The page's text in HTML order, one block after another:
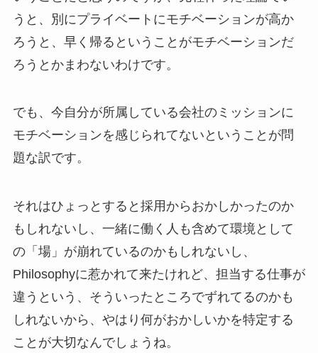
うと、別にプライベートにモチベーションが高か
ろうと、早く帰るということがモチベーションだ
ろうとかまわないわけです。
でも、今自分が所属している会社のミッションに
モチベーションを感じられてないということが問
題な訳です。
それはひょっとすると採用からおかしかったのか
もしれないし、一緒に働く人も含めて環境として
の「場」が崩れているのかもしれないし、
Philosophyに惹かれて来たけれど、担当する仕事が
違うという、そういったところでずれてるのかも
しれないから、やはり何がおかしいかを特定する
ことが大切なんでしょうね。